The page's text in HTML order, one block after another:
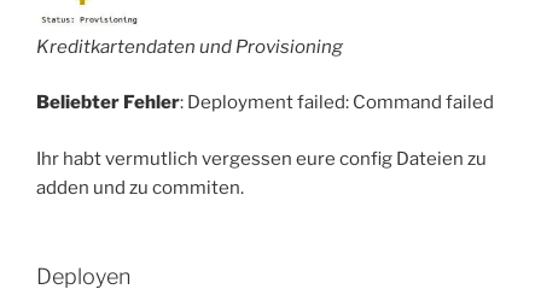
Kreditkartendaten und Provisioning
Beliebter Fehler: Deployment failed: Command failed
Ihr habt vermutlich vergessen eure config Dateien zu
adden und zu commiten.
Deployen